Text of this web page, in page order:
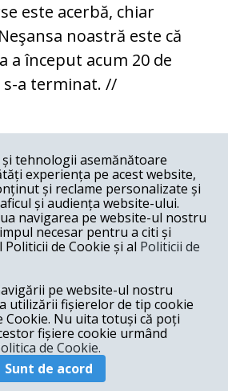
este acerbă, chiar
noastră este că
a început acum 20 de
s-a terminat. //
tehnologii asemănătoare
experiența pe acest website,
și reclame personalizate și
și audiența website-ului.
navigarea pe website-ul nostru
necesar pentru a citi și
de Cookie și al Politicii de
pe website-ul nostru
utilizării fișierelor de tip cookie
Cookie. Nu uita totuși că poți
fișiere cookie urmând
de Cookie.
Sunt de acord